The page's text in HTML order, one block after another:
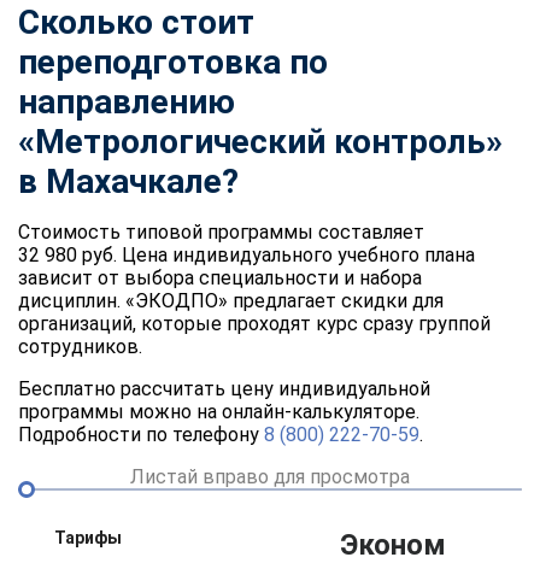
Сколько стоит
переподготовка по
направлению
«Метрологический контроль»
в Махачкале?
Стоимость типовой программы составляет
32 980 руб. Цена индивидуального учебного плана
зависит от выбора специальности и набора
дисциплин. «ЭКОДПО» предлагает скидки для
организаций, которые проходят курс сразу группой
сотрудников.
Бесплатно рассчитать цену индивидуальной
программы можно на онлайн-калькуляторе.
Подробности по телефону 8 (800) 222-70-59.
Листай вправо для просмотра
Тарифы Эконом